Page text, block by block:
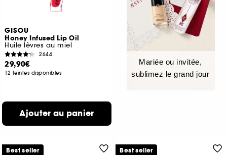
GISOU
Honey Infused Lip Oil
Huile lèvres au miel
2644
29,90€
12 teintes disponibles
Ajouter au panier
Mariée ou invitée,
sublimez le grand jour
Best seller Best seller